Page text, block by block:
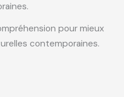
pour mieux
contemporaines.